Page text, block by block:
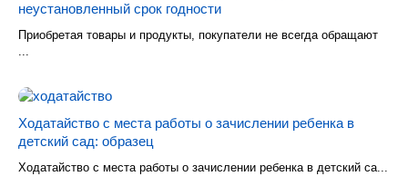
неустановленный срок годности
Приобретая товары и продукты, покупатели не всегда обращают
...
Ходатайство с места работы о зачислении ребенка в
детский сад: образец
Ходатайство с места работы о зачислении ребенка в детский са...